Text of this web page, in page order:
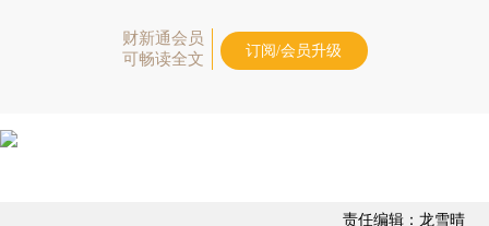
财新通会员
可畅读全文
订阅/会员升级
责任编辑：龙雪晴